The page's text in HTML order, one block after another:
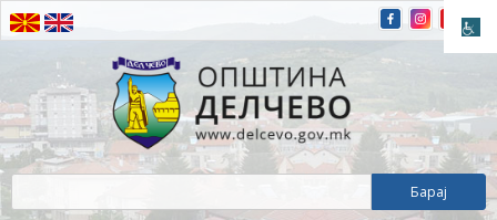
Прескокнете на содржината
Општина Делчево
Општина Делчево